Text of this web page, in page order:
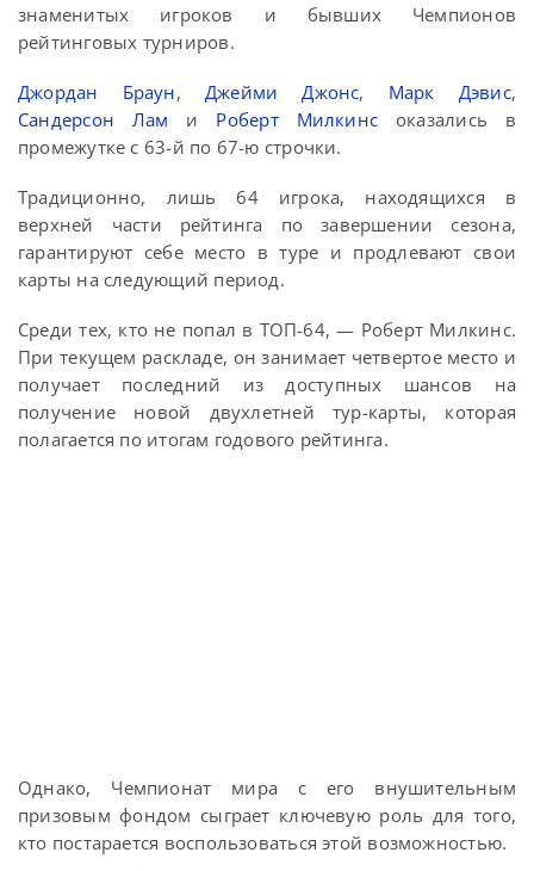
знаменитых игроков и бывших Чемпионов
рейтинговых турниров.
Джордан Браун, Джейми Джонс, Марк Дэвис,
Сандерсон Лам и Роберт Милкинс оказались в
промежутке с 63-й по 67-ю строчки.
Традиционно, лишь 64 игрока, находящихся в
верхней части рейтинга по завершении сезона,
гарантируют себе место в туре и продлевают свои
карты на следующий период.
Среди тех, кто не попал в ТОП-64, — Роберт Милкинс.
При текущем раскладе, он занимает четвертое место и
получает последний из доступных шансов на
получение новой двухлетней тур-карты, которая
полагается по итогам годового рейтинга.
Однако, Чемпионат мира с его внушительным
призовым фондом сыграет ключевую роль для того,
кто постарается воспользоваться этой возможностью.